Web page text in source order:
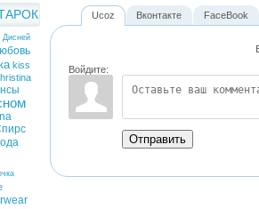
Дисней
kiss
Ucoz
Войдите:
Отправить
Вконтакте FaceBook